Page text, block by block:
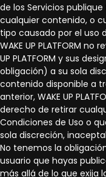
de los Servicios
cualquier contenido, o
tipo causado por el uso
WAKE UP PLATFORM
UP PLATFORM y sus
obligación) a su sola
contenido disponible a
anterior, WAKE UP
derecho de retirar
Condiciones de Uso o
sola discreción,
No tenemos la
usuario que hayas
más allá de lo que exija